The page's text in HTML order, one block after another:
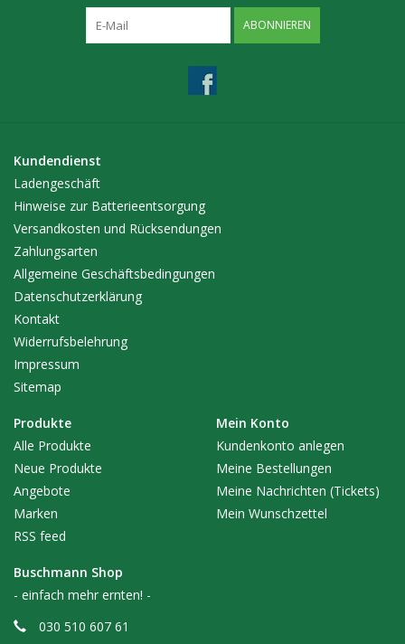
- Varianten: 100 Stk & 1500 Stk
ABONNIEREN
Kundendienst
Ladengeschäft
Hinweise zur Batterieentsorgung
Versandkosten und Rücksendungen
Zahlungsarten
Allgemeine Geschäftsbedingungen
Datenschutzerklärung
Kontakt
Widerrufsbelehrung
Impressum
Sitemap
Produkte
Alle Produkte
Neue Produkte
Angebote
Marken
RSS feed
Mein Konto
Kundenkonto anlegen
Meine Bestellungen
Meine Nachrichten (Tickets)
Mein Wunschzettel
Buschmann Shop
- einfach mehr ernten! -
030 510 607 61